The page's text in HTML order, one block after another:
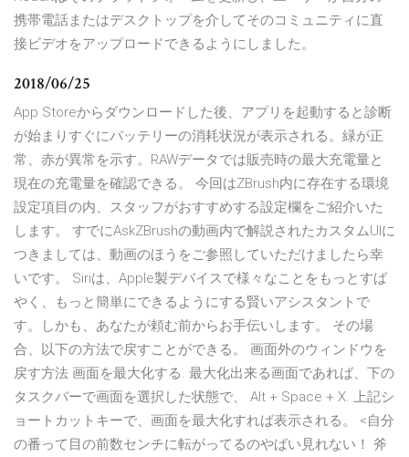
携帯電話またはデスクトップを介してそのコミュニティに直
接ビデオをアップロードできるようにしました。
2018/06/25
App Storeからダウンロードした後、アプリを起動すると診断
が始まりすぐにバッテリーの消耗状況が表示される。緑が正
常、赤が異常を示す。RAWデータでは販売時の最大充電量と
現在の充電量を確認できる。 今回はZBrush内に存在する環境
設定項目の内、スタッフがおすすめする設定欄をご紹介いた
します。 すでにAskZBrushの動画内で解説されたカスタムUIに
つきましては、動画のほうをご参照していただけましたら幸
いです。 Siriは、Apple製デバイスで様々なことをもっとすば
やく、もっと簡単にできるようにする賢いアシスタントで
す。しかも、あなたが頼む前からお手伝いします。 その場
合、以下の方法で戻すことができる。 画面外のウィンドウを
戻す方法 画面を最大化する. 最大化出来る画面であれば、下の
タスクバーで画面を選択した状態で、 Alt + Space + X. 上記シ
ョートカットキーで、画面を最大化すれば表示される。 <自分
の番って目の前数センチに転がってるのやばい見れない！ 斧